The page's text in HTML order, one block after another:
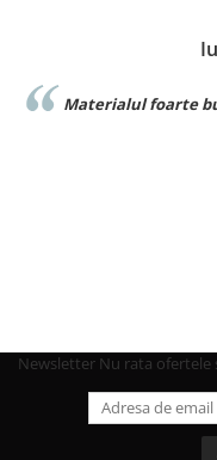
Materialul foarte
Newsletter Nu rata